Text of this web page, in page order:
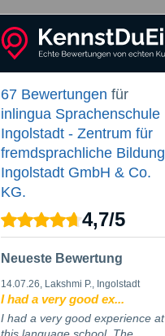
67 Bewertungen für
inlingua Sprachenschule
Ingolstadt - Zentrum für
fremdsprachliche Bildung
Ingolstadt GmbH & Co.
KG.
4,7/5
Neueste Bewertung
14.07.26, Lakshmi P., Ingolstadt
I had a very good ex...
I had a very good experience at